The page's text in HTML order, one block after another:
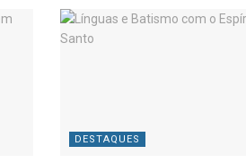
DESTAQUES